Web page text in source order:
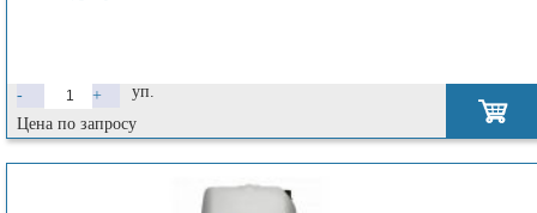
- +
уп.
Цена по запросу